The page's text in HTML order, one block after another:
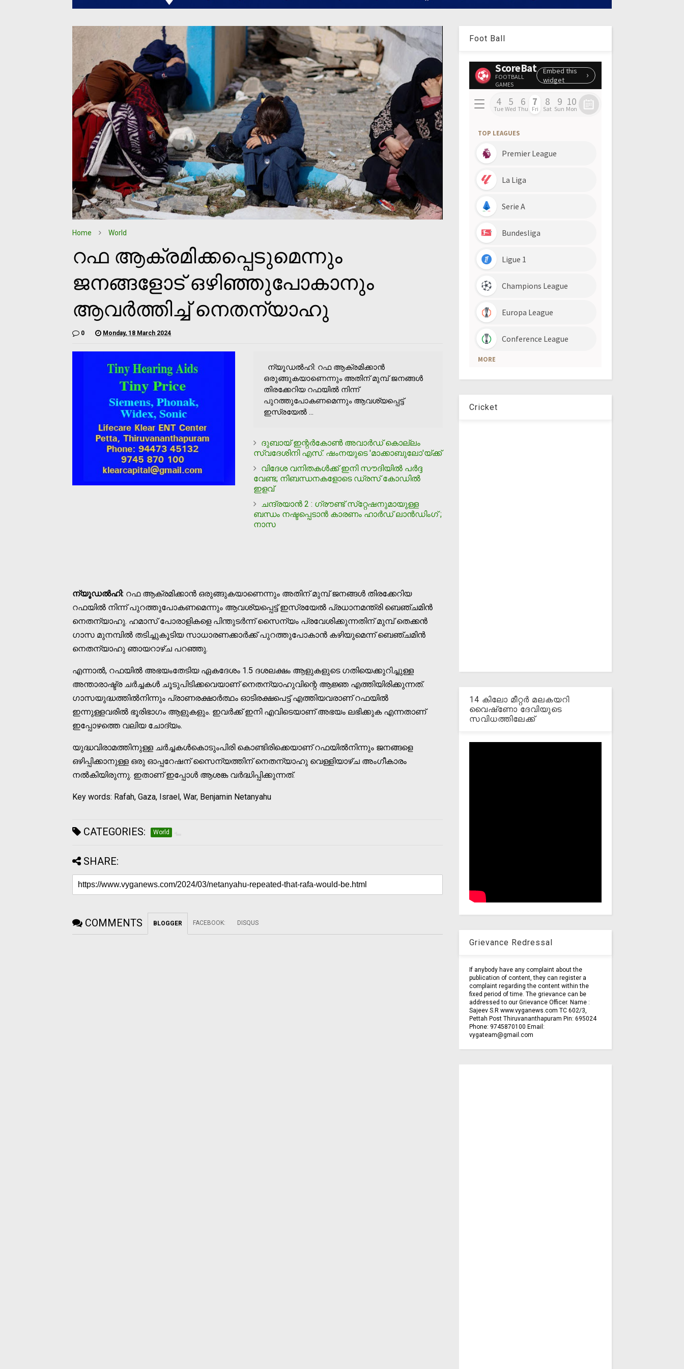
Home World
റഫ ആക്രമിക്കപ്പെടുമെന്നും
ജനങ്ങളോട് ഒഴിഞ്ഞുപോകാനും
ആവര്‍ത്തിച്ച് നെതന്യാഹു
0 Monday, 18 March 2024
ന്യൂഡല്‍ഹി: റഫ ആക്രമിക്കാന്‍
ഒരുങ്ങുകയാണെന്നും അതിന് മുമ്പ് ജനങ്ങള്‍
തിരക്കേറിയ റഫയില്‍ നിന്ന്
പുറത്തുപോകണമെന്നും ആവശ്യപ്പെട്ട്
ഇസ്രയേല്‍ ...
ദുബായ് ഇന്റര്‍കോണ്‍ അവാര്‍ഡ് കൊല്ലം
സ്വദേശിനി എസ്. ഷംനയുടെ 'മാക്കാബുലോ'യ്ക്ക്
വിദേശ വനിതകള്‍ക്ക് ഇനി സൗദിയില്‍ പര്‍ദ്ദ
വേണ്ട; നിബന്ധനകളോടെ ഡ്രസ് കോഡില്‍
ഇളവ്
ചന്ദ്രയാന്‍ 2 : ഗ്രൗണ്ട് സ്‌റ്റേഷനുമായുള്ള
ബന്ധം നഷ്ടപ്പെടാന്‍ കാരണം ഹാര്‍ഡ് ലാന്‍ഡിംഗ് ;
നാസ
ന്യൂഡല്‍ഹി: റഫ ആക്രമിക്കാന്‍ ഒരുങ്ങുകയാണെന്നും അതിന് മുമ്പ് ജനങ്ങള്‍ തിരക്കേറിയ
റഫയില്‍ നിന്ന് പുറത്തുപോകണമെന്നും ആവശ്യപ്പെട്ട് ഇസ്രയേല്‍ പ്രധാനമന്ത്രി ബെഞ്ചമിന്‍
നെതന്യാഹു. ഹമാസ് പോരാളികളെ പിന്തുടര്‍ന്ന് സൈന്യം പ്രവേശിക്കുന്നതിന് മുമ്പ് തെക്കന്‍
ഗാസ മുനമ്പില്‍ തടിച്ചുകൂടിയ സാധാരണക്കാര്‍ക്ക് പുറത്തുപോകാന്‍ കഴിയുമെന്ന് ബെഞ്ചമിന്‍
നെതന്യാഹു ഞായറാഴ്ച പറഞ്ഞു.
എന്നാല്‍, റഫയില്‍ അഭയംതേടിയ ഏകദേശം 1.5 ദശലക്ഷം ആളുകളുടെ ഗതിയെക്കുറിച്ചുള്ള
അന്താരാഷ്ട്ര ചര്‍ച്ചകള്‍ ചൂടുപിടിക്കവെയാണ് നെതന്യാഹുവിന്റെ ആജ്ഞ എത്തിയിരിക്കുന്നത്.
ഗാസയുദ്ധത്തില്‍നിന്നും പ്രാണരക്ഷാര്‍ത്ഥം ഓടിരക്ഷപെട്ട് എത്തിയവരാണ് റഫയില്‍
ഇന്നുള്ളവരില്‍ ഭൂരിഭാഗം ആളുകളും. ഇവര്‍ക്ക് ഇനി എവിടെയാണ് അഭയം ലഭിക്കുക എന്നതാണ്
ഇപ്പോഴത്തെ വലിയ ചോദ്യം.
യുദ്ധവിരാമത്തിനുള്ള ചര്‍ച്ചകള്‍കൊടുംപിരി കൊണ്ടിരിക്കെയാണ് റഫയില്‍നിന്നും ജനങ്ങളെ
ഒഴിപ്പിക്കാനുള്ള ഒരു ഓപ്പറേഷന് സൈന്യത്തിന് നെതന്യാഹു വെള്ളിയാഴ്ച അംഗീകാരം
നല്‍കിയിരുന്നു. ഇതാണ് ഇപ്പോള്‍ ആശങ്ക വര്‍ദ്ധിപ്പിക്കുന്നത്.
Key words: Rafah, Gaza, Israel, War, Benjamin Netanyahu
CATEGORIES: World
SHARE:
COMMENTS BLOGGER FACEBOOK: DISQUS
Foot Ball
Cricket
14 കിലോ മീറ്റര്‍ മലകയറി
വൈഷ്‌ണോ ദേവിയുടെ
സവിധത്തിലേക്ക്
Grievance Redressal
If anybody have any complaint about the
publication of content, they can register a
complaint regarding the content within the
fixed period of time. The grievance can be
addressed to our Grievance Officer. Name :
Sajeev S.R www.vyganews.com TC 602/3,
Pettah Post Thiruvananthapuram Pin: 695024
Phone: 9745870100 Email:
vygateam@gmail.com